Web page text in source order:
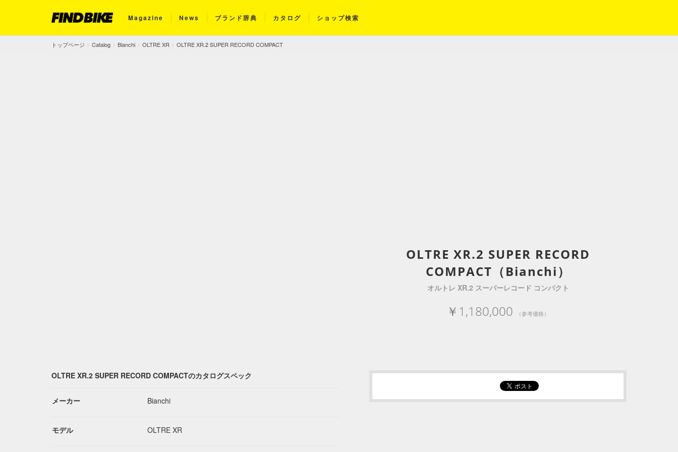
Magazine News ブランド辞典 カタログ ショップ検索
トップページ Catalog Bianchi OLTRE XR OLTRE XR.2 SUPER RECORD COMPACT
OLTRE XR.2 SUPER RECORD
COMPACT（Bianchi）
オルトレ XR.2 スーパーレコード コンパクト
￥1,180,000 （参考価格）
OLTRE XR.2 SUPER RECORD COMPACTのカタログスペック
メーカー Bianchi
モデル OLTRE XR